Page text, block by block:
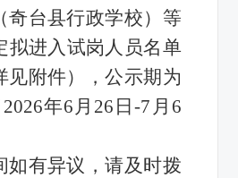
奇台县行政学校）等
拟进入试岗人员名单
见附件），公示期为
年6月26日-7月6
如有异议，请及时拨